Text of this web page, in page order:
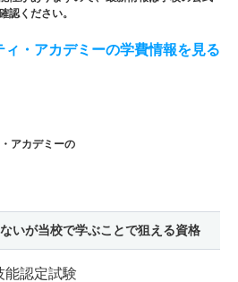
認ください。
ィ・アカデミーの学費情報を見る
アカデミーの
いが当校で学ぶことで狙える資格
能認定試験